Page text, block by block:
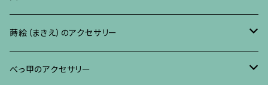
リング
ブレスレット・バングル、その他
ネックレス、ペンダント
ブレスレット、その他
イヤリング・ピアス
ネックレス、ペンダント
ブローチ
イヤリング・ピアス
蒔絵（まきえ）のアクセサリー
べっ甲に蒔絵のアクセサリー
べっ甲のアクセサリー